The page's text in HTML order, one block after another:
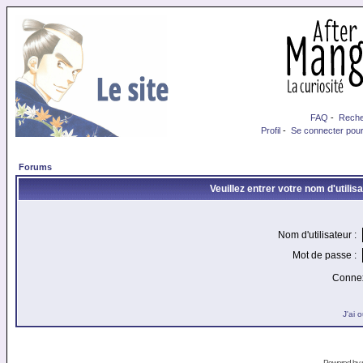
FAQ -
Profil - Se connecter
Forums
Veuillez entrer votre nom
Nom d'utilisateur :
Mot de passe :
J'ai